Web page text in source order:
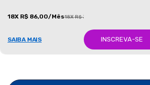
18X R$ 86,00/Mês18X R$ 387,00/Mês
SAIBA MAIS INSCREVA-SE